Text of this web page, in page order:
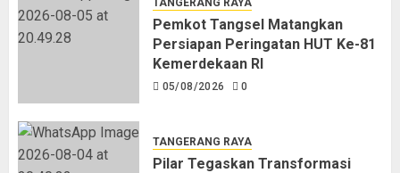
Pemkot Tangsel Matangkan
Persiapan Peringatan HUT Ke-81
Kemerdekaan RI
05/08/2026 0
TANGERANG RAYA
Pilar Tegaskan Transformasi